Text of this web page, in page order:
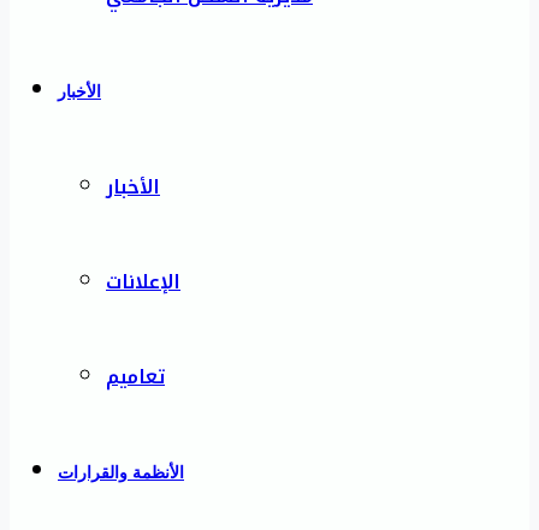
الأخبار
الأخبار
الإعلانات
تعاميم
الأنظمة والقرارات